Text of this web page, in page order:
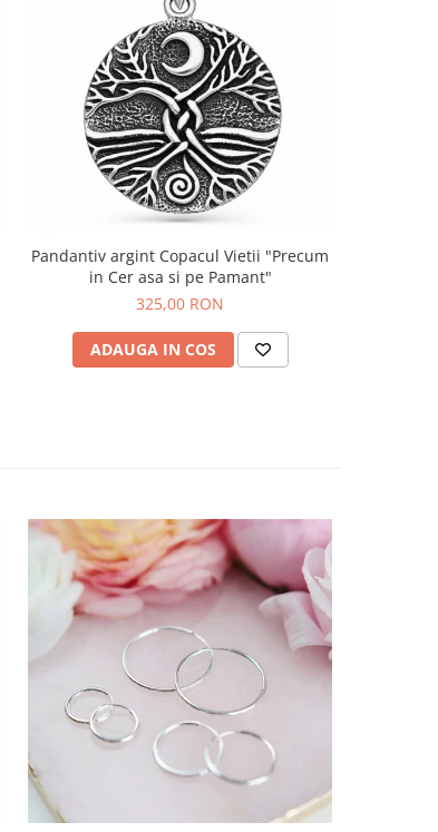
Pandantiv argint Copacul Vietii "Precum
in Cer asa si pe Pamant"
325,00 RON
ADAUGA IN COS